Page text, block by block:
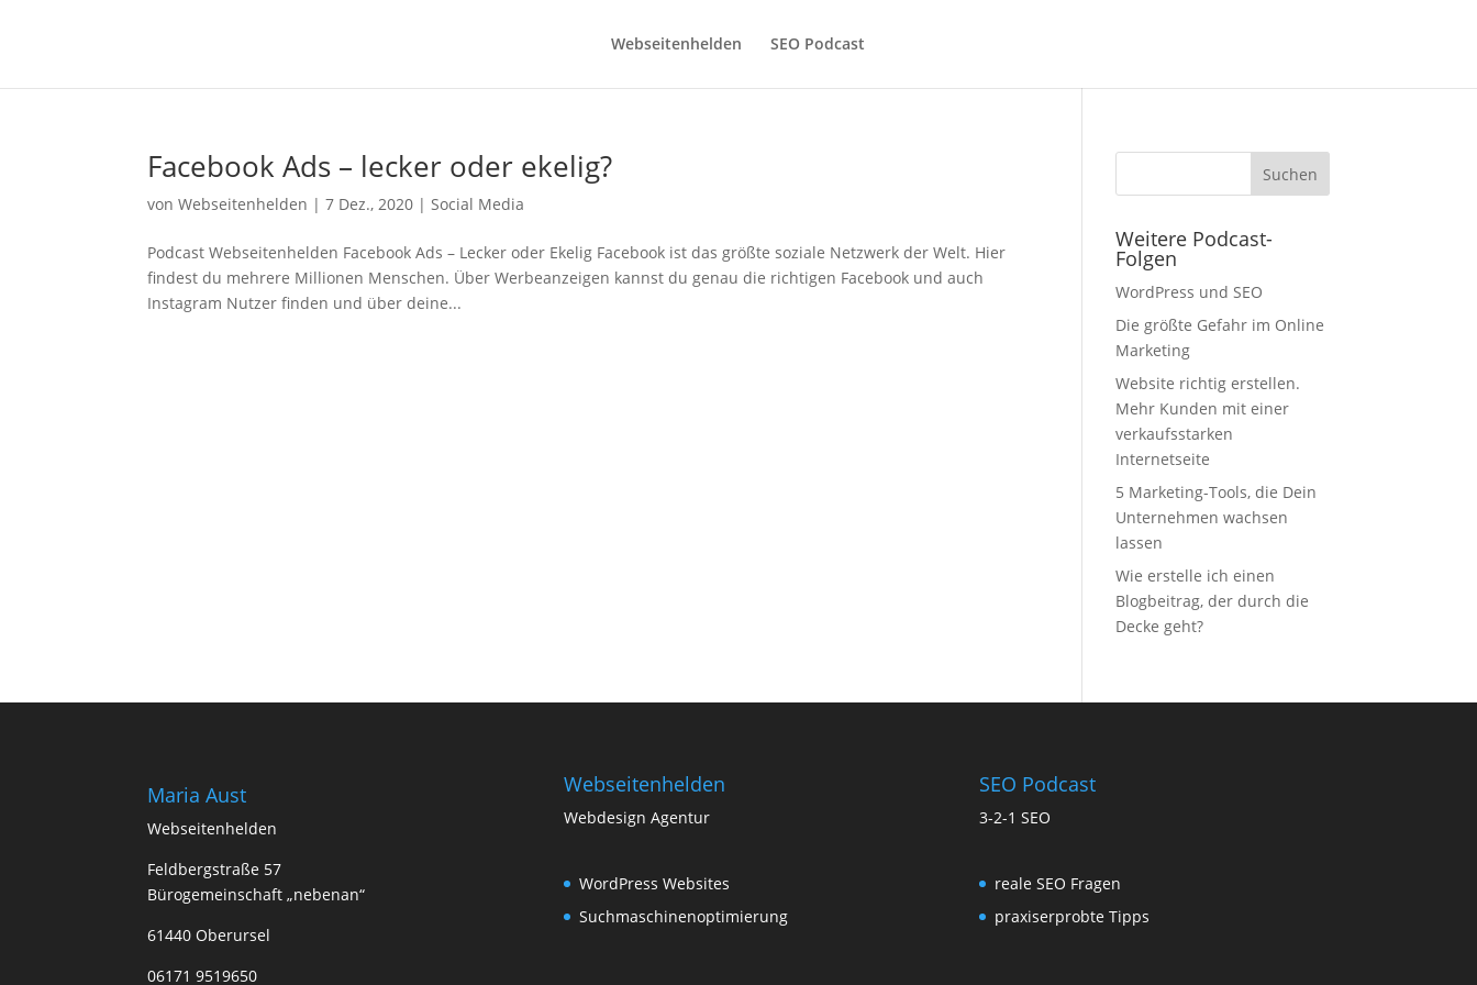
Webseitenhelden SEO Podcast
Facebook Ads – lecker oder ekelig?
vonWebseitenhelden |7 Dez., 2020 |Social Media
Podcast Webseitenhelden Facebook Ads – Lecker oder Ekelig Facebook ist das größte soziale Netzwerk der Welt. Hier
findest du mehrere Millionen Menschen. Über Werbeanzeigen kannst du genau die richtigen Facebook und auch
Instagram Nutzer finden und über deine...
Weitere Podcast-
Folgen
WordPress und SEO
Die größte Gefahr im Online
Marketing
Website richtig erstellen.
Mehr Kunden mit einer
verkaufsstarken
Internetseite
5 Marketing-Tools, die Dein
Unternehmen wachsen
lassen
Wie erstelle ich einen
Blogbeitrag, der durch die
Decke geht?
Maria Aust
Webseitenhelden
Feldbergstraße 57
Bürogemeinschaft „nebenan“
61440 Oberursel
06171 9519650
Webseitenhelden
Webdesign Agentur
WordPress Websites
Suchmaschinenoptimierung
SEO Podcast
3-2-1 SEO
reale SEO Fragen
praxiserprobte Tipps